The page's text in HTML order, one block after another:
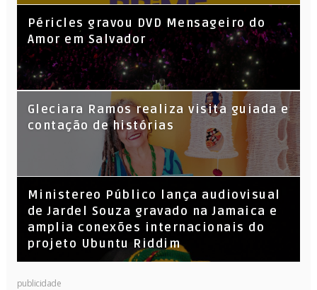
Péricles gravou DVD Mensageiro do
Amor em Salvador
KL Jay (Racionais MC’s), DJ Raíz e DJ
Leandro Vitrola na BIGSHAKE 14
Gleciara Ramos realiza visita guiada e
contação de histórias
​Ministereo Público lança audiovisual
de Jardel Souza gravado na Jamaica e
amplia conexões internacionais do
projeto Ubuntu Riddim
publicidade